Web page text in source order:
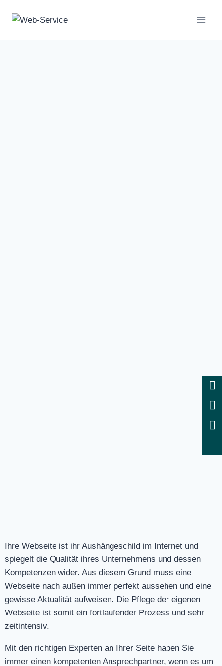
Ihre Webseite ist ihr Aushängeschild im Internet und
spiegelt die Qualität ihres Unternehmens und dessen
Kompetenzen wider. Aus diesem Grund muss eine
Webseite nach außen immer perfekt aussehen und eine
gewisse Aktualität aufweisen. Die Pflege der eigenen
Webseite ist somit ein fortlaufender Prozess und sehr
zeitintensiv.
Mit den richtigen Experten an Ihrer Seite haben Sie
immer einen kompetenten Ansprechpartner, wenn es um